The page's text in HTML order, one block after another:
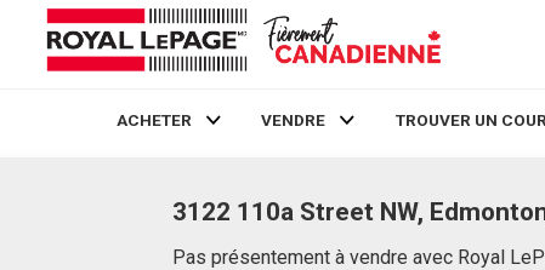
ACHETER VENDRE TROUVER UN
3122 110a Street NW,
Pas présentement à vendre avec Royal